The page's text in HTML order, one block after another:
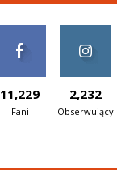
11,229
Fani
2,232
Obserwujący